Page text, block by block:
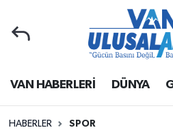
VAN HABERLERİ DÜNYA
HABERLER SPOR
Van Nöbetçi Eczaneler
Van Hava Durumu
Van Namaz Vakitleri